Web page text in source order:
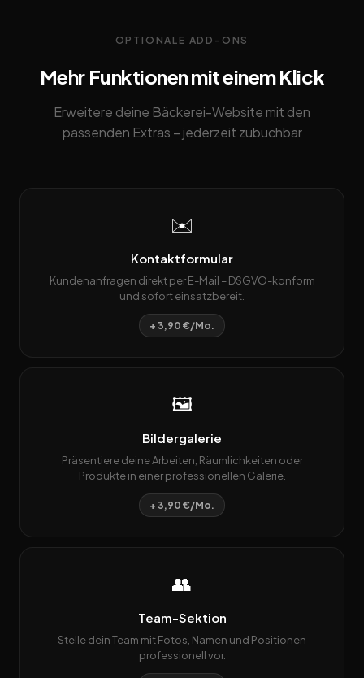
OPTIONALE ADD-ONS
Mehr Funktionen mit einem Klick
Erweitere deine Bäckerei-Website mit den
passenden Extras – jederzeit zubuchbar
✉️
Kontaktformular
Kundenanfragen direkt per E-Mail – DSGVO-konform
und sofort einsatzbereit.
+ 3,90 €/Mo.
🖼️
Bildergalerie
Präsentiere deine Arbeiten, Räumlichkeiten oder
Produkte in einer professionellen Galerie.
+ 3,90 €/Mo.
👥
Team-Sektion
Stelle dein Team mit Fotos, Namen und Positionen
professionell vor.